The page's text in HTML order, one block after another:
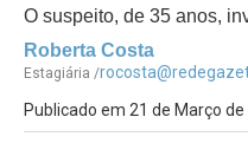
O suspeito, de 35 anos,
Roberta Costa
Estagiária /
Publicado em 21 de Março